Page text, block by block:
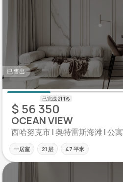
已售出
$ 56 350
OCEAN VIEW
西哈努克市 | 奥特雷斯海滩 | 公寓
一居室 21 层 47 平米